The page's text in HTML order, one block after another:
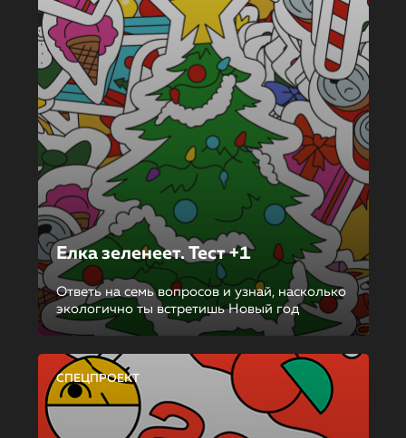
Елка зеленеет. Тест +1
Ответь на семь вопросов и узнай, насколько
экологично ты встретишь Новый год
СПЕЦПРОЕКТ